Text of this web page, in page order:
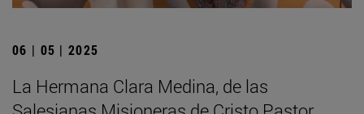
06 | 05 | 2025
La Hermana Clara Medina, de las